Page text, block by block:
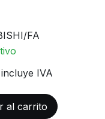
FA
IVA
al carrito